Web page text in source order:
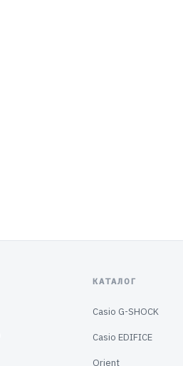
КАТАЛОГ
Casio G-SHOCK
Casio EDIFICE
Orient